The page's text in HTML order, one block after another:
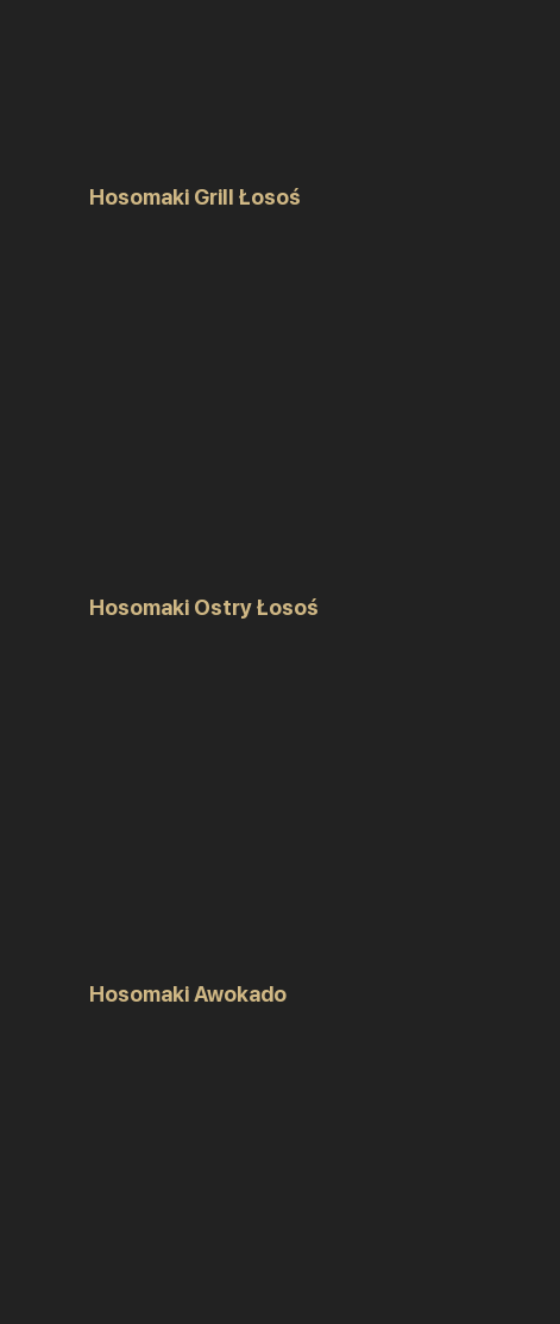
Hosomaki Grill Łosoś
Hosomaki Ostry Łosoś
Hosomaki Awokado